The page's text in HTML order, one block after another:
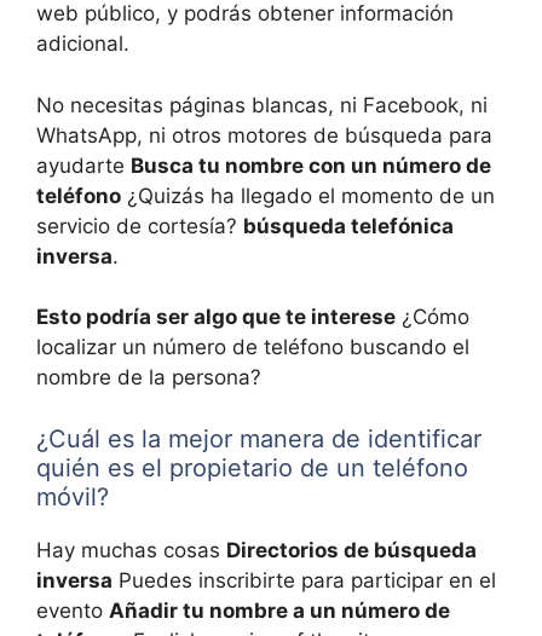
web público, y podrás obtener información
adicional.
No necesitas páginas blancas, ni Facebook, ni
WhatsApp, ni otros motores de búsqueda para
ayudarte Busca tu nombre con un número de
teléfono ¿Quizás ha llegado el momento de un
servicio de cortesía? búsqueda telefónica
inversa.
Esto podría ser algo que te interese ¿Cómo
localizar un número de teléfono buscando el
nombre de la persona?
¿Cuál es la mejor manera de identificar
quién es el propietario de un teléfono
móvil?
Hay muchas cosas Directorios de búsqueda
inversa Puedes inscribirte para participar en el
evento Añadir tu nombre a un número de